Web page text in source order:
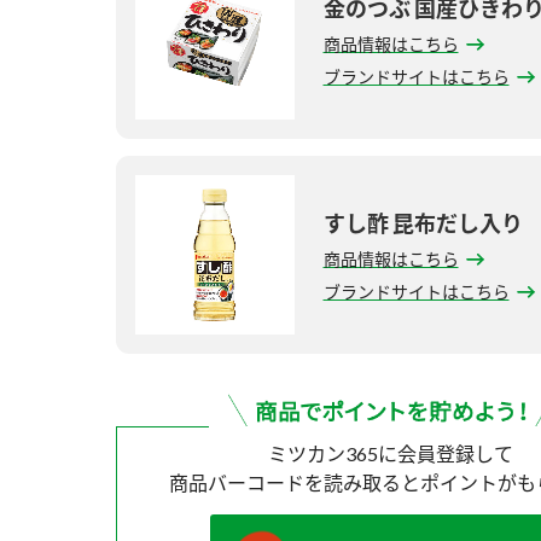
金のつぶ 国産ひきわ
商品情報はこちら
ブランドサイトはこちら
すし酢 昆布だし入り
商品情報はこちら
ブランドサイトはこちら
ミツカン365に会員登録して
商品バーコードを読み取ると ポイントがも